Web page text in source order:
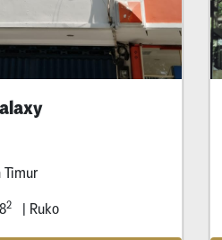
Timur
2 | Ruko